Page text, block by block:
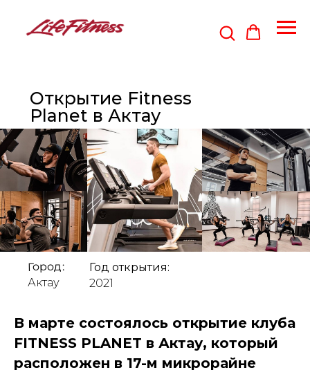
Город:
Актау
Год открытия:
2021
Открытие Fitness
Planet в Актау
В марте состоялось открытие клуба
FITNESS PLANET в Актау, который
расположен в 17-м микрорайне